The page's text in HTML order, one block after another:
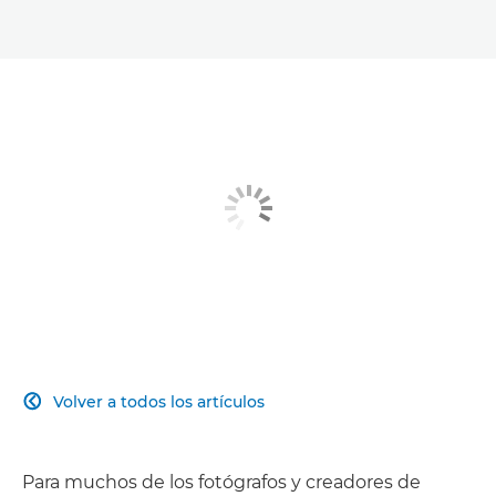
Volver a todos los artículos

Para muchos de los fotógrafos y creadores de